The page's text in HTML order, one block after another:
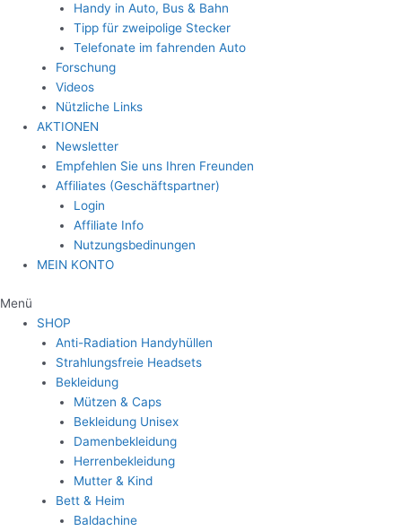
Handy in Auto, Bus & Bahn
Tipp für zweipolige Stecker
Telefonate im fahrenden Auto
Forschung
Videos
Nützliche Links
AKTIONEN
Newsletter
Empfehlen Sie uns Ihren Freunden
Affiliates (Geschäftspartner)
Login
Affiliate Info
Nutzungsbedinungen
MEIN KONTO
Menü
SHOP
Anti-Radiation Handyhüllen
Strahlungsfreie Headsets
Bekleidung
Mützen & Caps
Bekleidung Unisex
Damenbekleidung
Herrenbekleidung
Mutter & Kind
Bett & Heim
Baldachine